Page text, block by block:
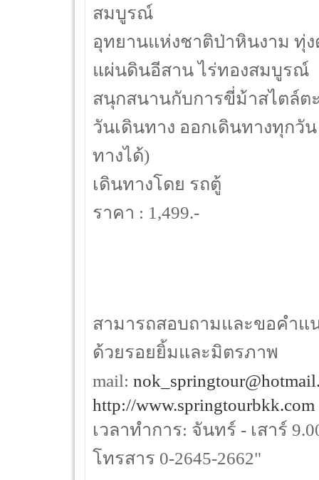
สมบูรณ์
อุทยานแห่งชาติป่าหินงาม ทุ่
แผ่นดินอีสาน ไร่ทองสมบูรณ์
สนุกสนานกับการขี่ม้าสไตล์ต
วันเดินทาง ออกเดินทางทุกวั
ทางได้)
เดินทางโดย รถตู้
ราคา : 1,499.-
สามารถสอบถามและขอคำแ
ด้วยรอยยิ้มและมิตรภาพ
mail:
http://www.springtourbkk.com
เวลาทำการ: จันทร์ - เสาร์
โทรสาร 0-2645-2662"